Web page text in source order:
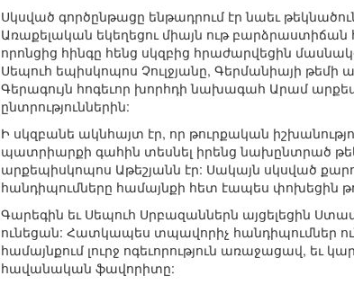
Սկսված գործընթացը ենթադրում էր նաեւ
Առաքելական եկեղեցու միայն ութ
որոնցից հինգը հենց սկզբից հրաժարվեցին
Սեպուհ եպիսկոպոս Չուլջյանը, Գերմանիայի
Գերագույն հոգեւոր խորհդի նախագահ Արամ
ընտրություններին:
Ի սկզբանե ակնհայտ էր, որ թուրքական
պատրիարքի գահին տեսնել իրենց նախընտրած
արքեպիսկոպոս Աթեշյանն էր: Սակայն սկսված
հանդիպումները համայնքի հետ էապես փոխեցին
Գարեգին եւ Սեպուհ Սրբազաններն այցելեցին
ունեցան: Հատկապես տպավորիչ հանդիպումներ
համայնքում լուրջ ոգեւորություն առաջացավ, եւ
հավանական ֆավորիտը: